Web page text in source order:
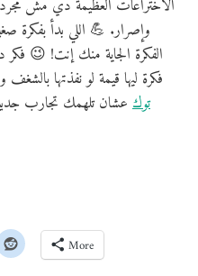
الاختراعات العظيمة دي مش
وإصرار. 💪 اللي بدأ بفكرة
الفكرة الجاية منك إنت! 😉
فكرة ليها قيمة لو نفذتها بالشغف
توك عشان تلهمك تجارب
More